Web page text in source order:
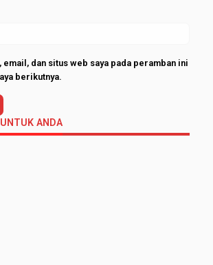
email, dan situs web saya pada peramban ini
berikutnya.
ANDA